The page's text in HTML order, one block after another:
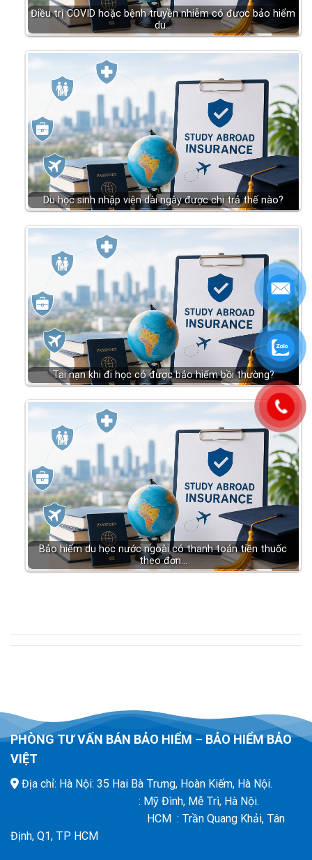
Điều trị COVID hoặc bệnh truyền nhiễm có được bảo hiểm
du…
Du học sinh nhập viện dài ngày được chi trả thế nào?
Tai nạn khi đi học có được bảo hiểm bồi thường?
Bảo hiểm du học nước ngoài có thanh toán tiền thuốc
theo đơn…
PHÒNG TƯ VẤN BÁN BẢO HIỂM – BẢO HIỂM BẢO
VIỆT
Địa chỉ: Hà Nội: 35 Hai Bà Trưng, Hoàn Kiếm, Hà Nội.
: Mỹ Đình, Mễ Trì, Hà Nội.
HCM : Trần Quang Khải, Tân
Định, Q1, TP HCM